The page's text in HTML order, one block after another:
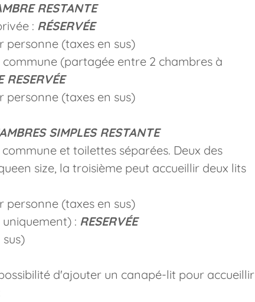
RESTANTE
: RÉSERVÉE
personne (taxes en sus)
(partagée entre 2 chambres à
RESERVÉE
personne (taxes en sus)
SIMPLES RESTANTE
et toilettes séparées. Deux des
size, la troisième peut accueillir deux lits
personne (taxes en sus)
: RESERVÉE
d'ajouter un canapé-lit pour accueillir